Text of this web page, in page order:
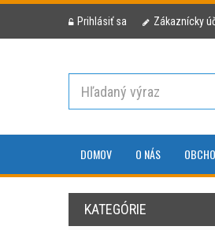
Prihlásiť sa Zákaznícky
DOMOV O NÁS
KATEGÓRIE